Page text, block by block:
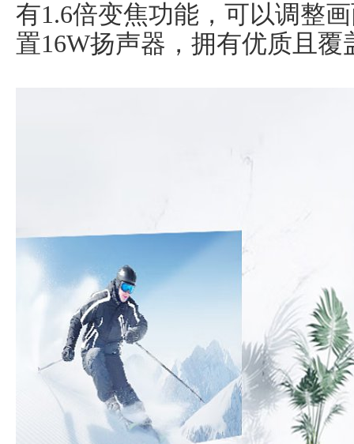
有1.6倍变焦功能，可以调整
置16W扬声器，拥有优质且